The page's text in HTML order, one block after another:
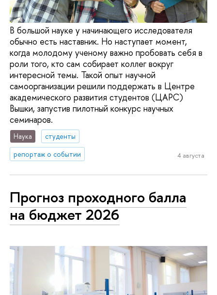
В большой науке у начинающего исследователя
обычно есть наставник. Но наступает момент,
когда молодому ученому важно пробовать себя в
роли того, кто сам собирает коллег вокруг
интересной темы. Такой опыт научной
самоорганизации решили поддержать в Центре
академического развития студентов (ЦАРС)
Вышки, запустив пилотный конкурс научных
семинаров.
Наука
студенты
репортаж о событии
4 августа
Прогноз проходного балла
на бюджет 2026